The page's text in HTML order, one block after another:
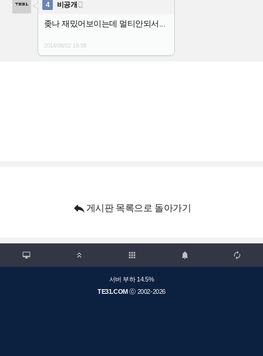
4 비공개 
좆나 재밌어보이는데 멀티안되서...
2014/08/02 19:58
 게시판 목록으로 돌아가기
  apps  
서버 부하 14.5%
TE31.COMⓒ 2002-2026